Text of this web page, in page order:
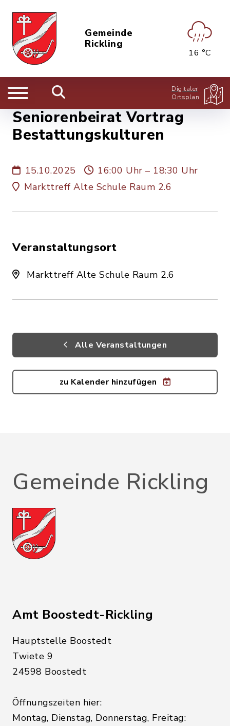
Gemeinde
Rickling
16 °C
Digitaler
Ortsplan
Seniorenbeirat Vortrag
Bestattungskulturen
15.10.2025
16:00 Uhr – 18:30 Uhr
Markttreff Alte Schule Raum 2.6
Veranstaltungsort
Markttreff Alte Schule Raum 2.6
Alle Veranstaltungen
zu Kalender hinzufügen
Gemeinde Rickling
Amt Boostedt-Rickling
Hauptstelle Boostedt
Twiete 9
24598 Boostedt
Öffnungszeiten hier:
Montag, Dienstag, Donnerstag, Freitag: